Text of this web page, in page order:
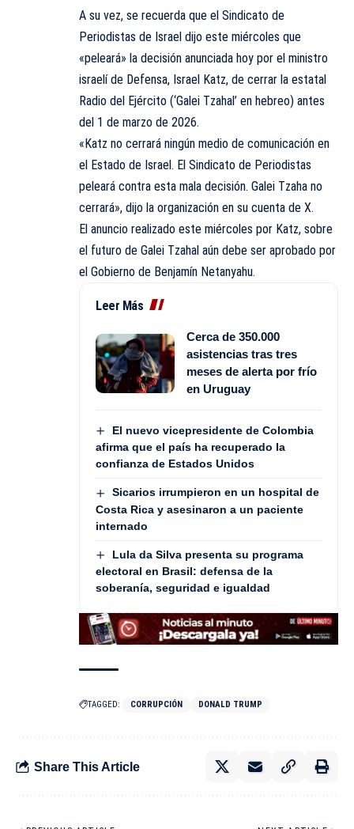
A su vez, se recuerda que el Sindicato de
Periodistas de Israel dijo este miércoles que
«peleará» la decisión anunciada hoy por el ministro
israelí de Defensa, Israel Katz, de cerrar la estatal
Radio del Ejército (‘Galei Tzahal’ en hebreo) antes
del 1 de marzo de 2026.
«Katz no cerrará ningún medio de comunicación en
el Estado de Israel. El Sindicato de Periodistas
peleará contra esta mala decisión. Galei Tzaha no
cerrará», dijo la organización en su cuenta de X.
El anuncio realizado este miércoles por Katz, sobre
el futuro de Galei Tzahal aún debe ser aprobado por
el Gobierno de Benjamín Netanyahu.
Leer Más
Cerca de 350.000
asistencias tras tres
meses de alerta por frío
en Uruguay
El nuevo vicepresidente de Colombia
afirma que el país ha recuperado la
confianza de Estados Unidos
Sicarios irrumpieron en un hospital de
Costa Rica y asesinaron a un paciente
internado
Lula da Silva presenta su programa
electoral en Brasil: defensa de la
soberanía, seguridad e igualdad
TAGGED: CORRUPCIÓN DONALD TRUMP
Share This Article